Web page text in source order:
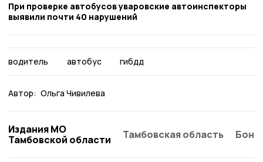
При проверке автобусов уваровские автоинспекторы
выявили почти 40 нарушений
водитель автобус гибдд
Автор: Ольга Чивилева
Издания МО
Тамбовской области
Тамбовская область